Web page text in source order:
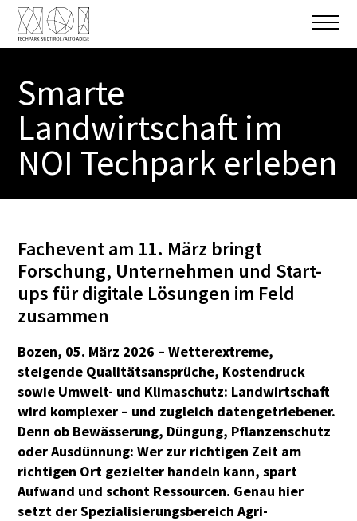
Smarte
Landwirtschaft im
NOI Techpark erleben
Fachevent am 11. März bringt
Forschung, Unternehmen und Start-
ups für digitale Lösungen im Feld
zusammen
Bozen, 05. März 2026 – Wetterextreme,
steigende Qualitätsansprüche, Kostendruck
sowie Umwelt- und Klimaschutz: Landwirtschaft
wird komplexer – und zugleich datengetriebener.
Denn ob Bewässerung, Düngung, Pflanzenschutz
oder Ausdünnung: Wer zur richtigen Zeit am
richtigen Ort gezielter handeln kann, spart
Aufwand und schont Ressourcen. Genau hier
setzt der Spezialisierungsbereich Agri-